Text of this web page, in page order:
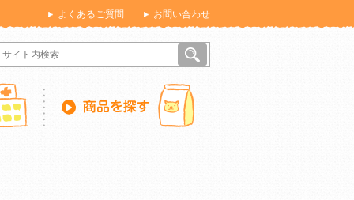
よくあるご質問 お問い合わせ